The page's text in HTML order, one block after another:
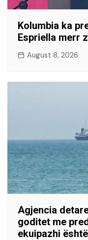
Kolumbia ka
Espriella merr
August 8, 2026
Agjencia
goditet me
ekuipazhi